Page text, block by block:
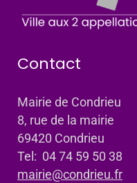
Contact
Mairie de Condrieu
8, rue de la mairie
69420 Condrieu
Tel: 04 74 59 50 38
mairie@condrieu.fr